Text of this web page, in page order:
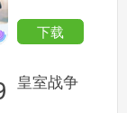
下载
皇室战争